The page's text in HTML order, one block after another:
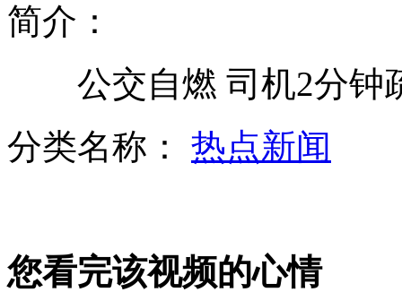
足坛反腐：四名前国脚将出庭受审
简介：
公交自燃 司机2分钟
分类名称： 热点新闻
您看完该视频的心情